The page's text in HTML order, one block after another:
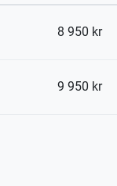
8 950 kr
9 950 kr